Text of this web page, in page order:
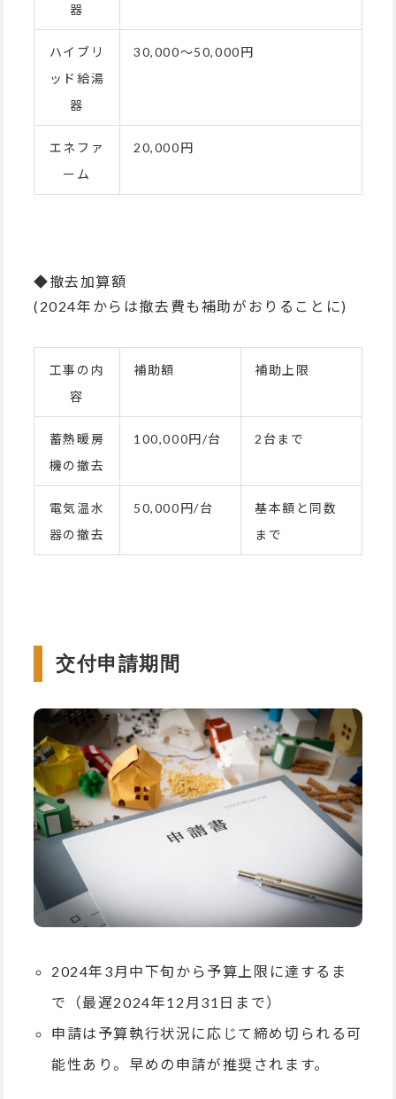
器
ハイブリ
ッド給湯
器
30,000～50,000円
エネファ
ーム
20,000円
◆撤去加算額
(2024年からは撤去費も補助がおりることに)
工事の内
容
補助額 補助上限
蓄熱暖房
機の撤去
100,000円/台 2台まで
電気温水
器の撤去
50,000円/台
基本額と同数
まで
交付申請期間
2024年3月中下旬から予算上限に達するま
で（最遅2024年12月31日まで）
申請は予算執行状況に応じて締め切られる可
能性あり。早めの申請が推奨されます。